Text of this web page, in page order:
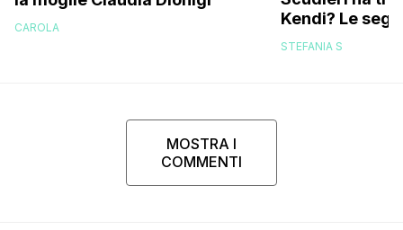
CAROLA
Kendi? Le
replica dell’ex
STEFANIA S
MOSTRA I
COMMENTI